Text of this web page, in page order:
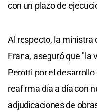
con un plazo de
Al respecto, la ministra
Frana, aseguró que "la
Perotti por el
reafirma día a día con
adjudicaciones de